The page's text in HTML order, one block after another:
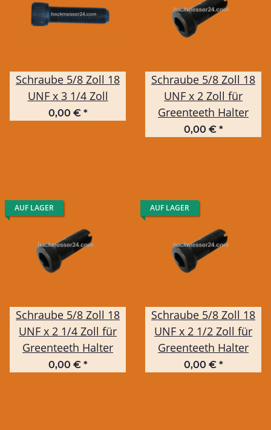
Schraube 5/8 Zoll 18
UNF x 3 1/4 Zoll
0,00 € *
Schraube 5/8 Zoll 18
UNF x 2 Zoll für
Greenteeth Halter
0,00 € *
AUF LAGER
Schraube 5/8 Zoll 18
UNF x 2 1/4 Zoll für
Greenteeth Halter
0,00 € *
AUF LAGER
Schraube 5/8 Zoll 18
UNF x 2 1/2 Zoll für
Greenteeth Halter
0,00 € *